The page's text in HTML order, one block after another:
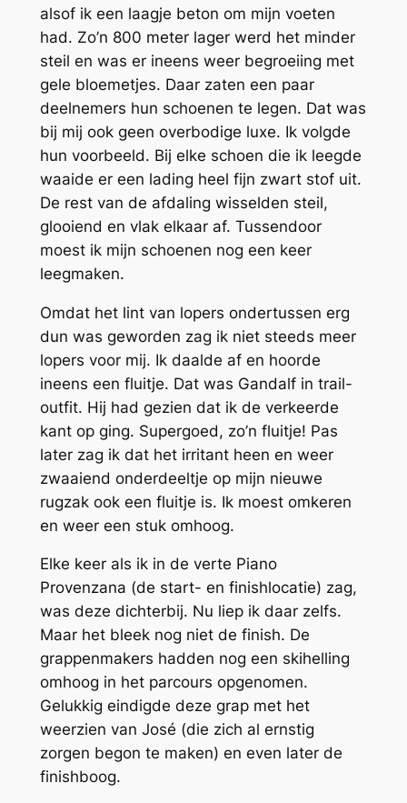
alsof ik een laagje beton om mijn voeten
had. Zo’n 800 meter lager werd het minder
steil en was er ineens weer begroeiing met
gele bloemetjes. Daar zaten een paar
deelnemers hun schoenen te legen. Dat was
bij mij ook geen overbodige luxe. Ik volgde
hun voorbeeld. Bij elke schoen die ik leegde
waaide er een lading heel fijn zwart stof uit.
De rest van de afdaling wisselden steil,
glooiend en vlak elkaar af. Tussendoor
moest ik mijn schoenen nog een keer
leegmaken.
Omdat het lint van lopers ondertussen erg
dun was geworden zag ik niet steeds meer
lopers voor mij. Ik daalde af en hoorde
ineens een fluitje. Dat was Gandalf in trail-
outfit. Hij had gezien dat ik de verkeerde
kant op ging. Supergoed, zo’n fluitje! Pas
later zag ik dat het irritant heen en weer
zwaaiend onderdeeltje op mijn nieuwe
rugzak ook een fluitje is. Ik moest omkeren
en weer een stuk omhoog.
Elke keer als ik in de verte Piano
Provenzana (de start- en finishlocatie) zag,
was deze dichterbij. Nu liep ik daar zelfs.
Maar het bleek nog niet de finish. De
grappenmakers hadden nog een skihelling
omhoog in het parcours opgenomen.
Gelukkig eindigde deze grap met het
weerzien van José (die zich al ernstig
zorgen begon te maken) en even later de
finishboog.